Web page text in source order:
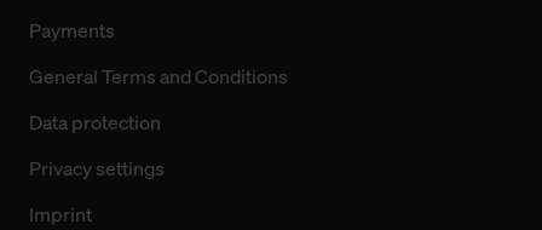
Payments
General Terms and Conditions
Data protection
Privacy settings
Imprint